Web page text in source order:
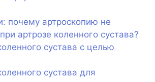
почему артроскопию не
артрозе коленного сустава?
сустава с целью
сустава для